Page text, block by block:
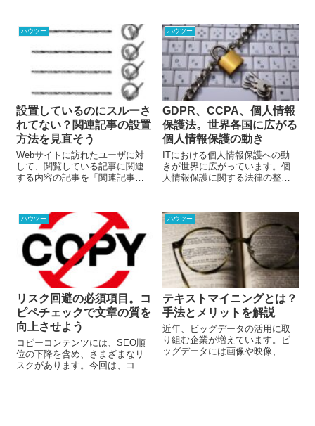
ド営業」が最近主流になりつつ
あります。今回は、アウトバウ
ンド営業、インバウンド営業そ
れぞれのメリットとデメリット
を押さえつつ、インバウンド営
業で成果を高める方法について
解説します。
おり、そのデータからトレンド
の動向を調べることができるの
です。Googleトレンドは世界で
最大のリアルタイムデータベー
スといえるでしょう。今回は、
Googleトレンドでできること
と、メディア運用への活用方法
についてお伝えします。
ハウツー
設置しているのにスルーさ
れてない？関連記事の設置
方法を見直そう
Webサイトに訪れたユーザに対
して、閲覧している記事に関連
する内容の記事を「関連記事」
均滞在時間を増やし、ユーザー
の回遊率を高めるのに役立ちま
す。しかし、「関連記事」を表
示していてもあまり効果が見ら
れないときは関連記事の設置方
法を見直す必要があります。関
連記事の効果的な設置方法につ
いて見ていきましょう。
ハウツー
GDPR、CCPA、個人情報
保護法。世界各国に広がる
個人情報保護の動き
ITにおける個人情報保護への動
きが世界に広がっています。個
人情報保護に関する法律の整備
データ保護規則)が、2020年には
アメリカのCCPA(カリフォルニ
ア州消費者プライバシー法)が施
行されました。日本では2003年
に個人情報保護法が制定され、
近年cookieを使用した個人情報
取引問題が表面化されたことか
ら、2020年6月5日に個人情報保
護法の改正が成立しました。そ
れぞれの違いを見ていきましょ
う。
ハウツー
リスク回避の必須項目。コ
ピペチェックで文章の質を
向上させよう
コピーコンテンツには、SEO順
位の下降を含め、さまざまなリ
スクがあります。今回は、コピ
ハウツー
テキストマイニングとは？
手法とメリットを解説
近年、ビッグデータの活用に取
り組む企業が増えています。ビ
ッグデータには画像や映像、売